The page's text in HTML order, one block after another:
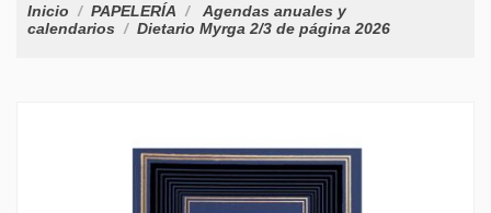
Inicio PAPELERÍA
Agendas anuales y
calendarios
Dietario Myrga 2/3 de página 2026